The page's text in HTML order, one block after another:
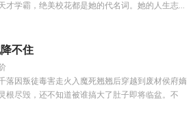
才学霸，绝美校花都是她的代名词。她的人生志...
不住
落因叛徒毒害走火入魔死翘翘后穿越到废材侯府嫡
根尽毁，还不知道被谁搞大了肚子即将临盆。不